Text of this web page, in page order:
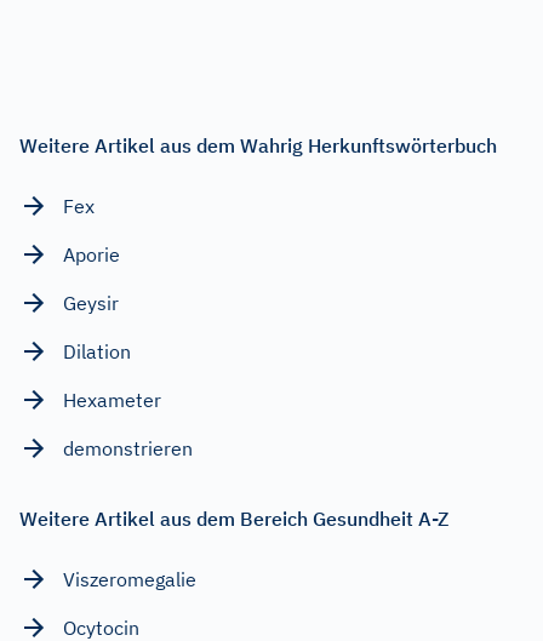
Weitere Artikel aus dem Wahrig Herkunftswörterbuch
Fex
Aporie
Geysir
Dilation
Hexameter
demonstrieren
Weitere Artikel aus dem Bereich Gesundheit A-Z
Viszeromegalie
Ocytocin